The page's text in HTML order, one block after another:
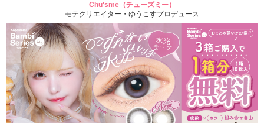
Chu'sme（チューズミー）
モテクリエイター・ゆうこすプロデュース